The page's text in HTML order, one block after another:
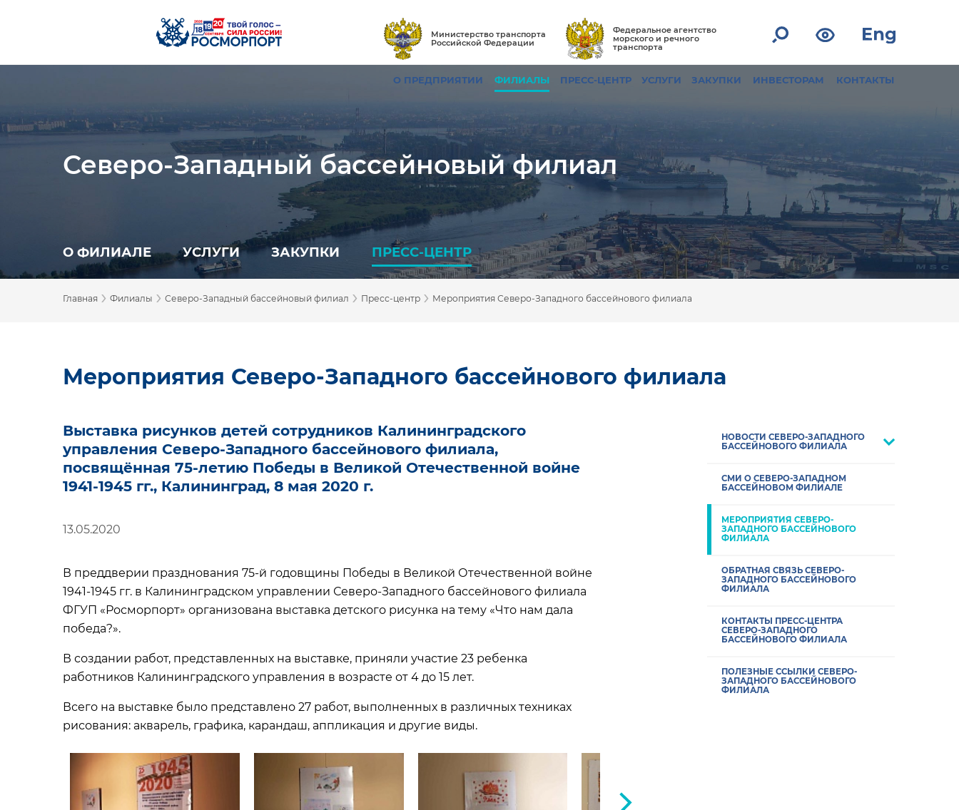
Министерство транспорта
Российской Федерации
Федеральное агентство
морского и речного
транспорта
О ПРЕДПРИЯТИИ ФИЛИАЛЫ ПРЕСС-ЦЕНТР УСЛУГИ ЗАКУПКИ ИНВЕСТОРАМ КОНТАКТЫ
Северо-Западный бассейновый филиал
О ФИЛИАЛЕ УСЛУГИ ЗАКУПКИ ПРЕСС-ЦЕНТР
Главная › Филиалы › Северо-Западный бассейновый филиал › Пресс-центр › Мероприятия Северо-Западного бассейнового филиала
Мероприятия Северо-Западного бассейнового филиала
Выставка рисунков детей сотрудников Калининградского
управления Северо-Западного бассейнового филиала,
посвящённая 75-летию Победы в Великой Отечественной войне
1941-1945 гг., Калининград, 8 мая 2020 г.
13.05.2020
В преддверии празднования 75-й годовщины Победы в Великой Отечественной войне
1941-1945 гг. в Калининградском управлении Северо-Западного бассейнового филиала
ФГУП «Росморпорт» организована выставка детского рисунка на тему «Что нам дала
победа?».
В создании работ, представленных на выставке, приняли участие 23 ребенка
работников Калининградского управления в возрасте от 4 до 15 лет.
Всего на выставке было представлено 27 работ, выполненных в различных техниках
рисования: акварель, графика, карандаш, аппликация и другие виды.
НОВОСТИ СЕВЕРО-ЗАПАДНОГО
БАССЕЙНОВОГО ФИЛИАЛА
СМИ О СЕВЕРО-ЗАПАДНОМ
БАССЕЙНОВОМ ФИЛИАЛЕ
МЕРОПРИЯТИЯ СЕВЕРО-
ЗАПАДНОГО БАССЕЙНОВОГО
ФИЛИАЛА
ОБРАТНАЯ СВЯЗЬ СЕВЕРО-
ЗАПАДНОГО БАССЕЙНОВОГО
ФИЛИАЛА
КОНТАКТЫ ПРЕСС-ЦЕНТРА
СЕВЕРО-ЗАПАДНОГО
БАССЕЙНОВОГО ФИЛИАЛА
ПОЛЕЗНЫЕ ССЫЛКИ СЕВЕРО-
ЗАПАДНОГО БАССЕЙНОВОГО
ФИЛИАЛА